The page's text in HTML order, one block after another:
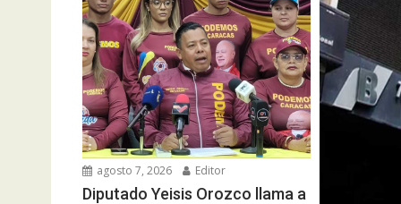
agosto 7, 2026 Editor
Diputado Yeisis Orozco llama a